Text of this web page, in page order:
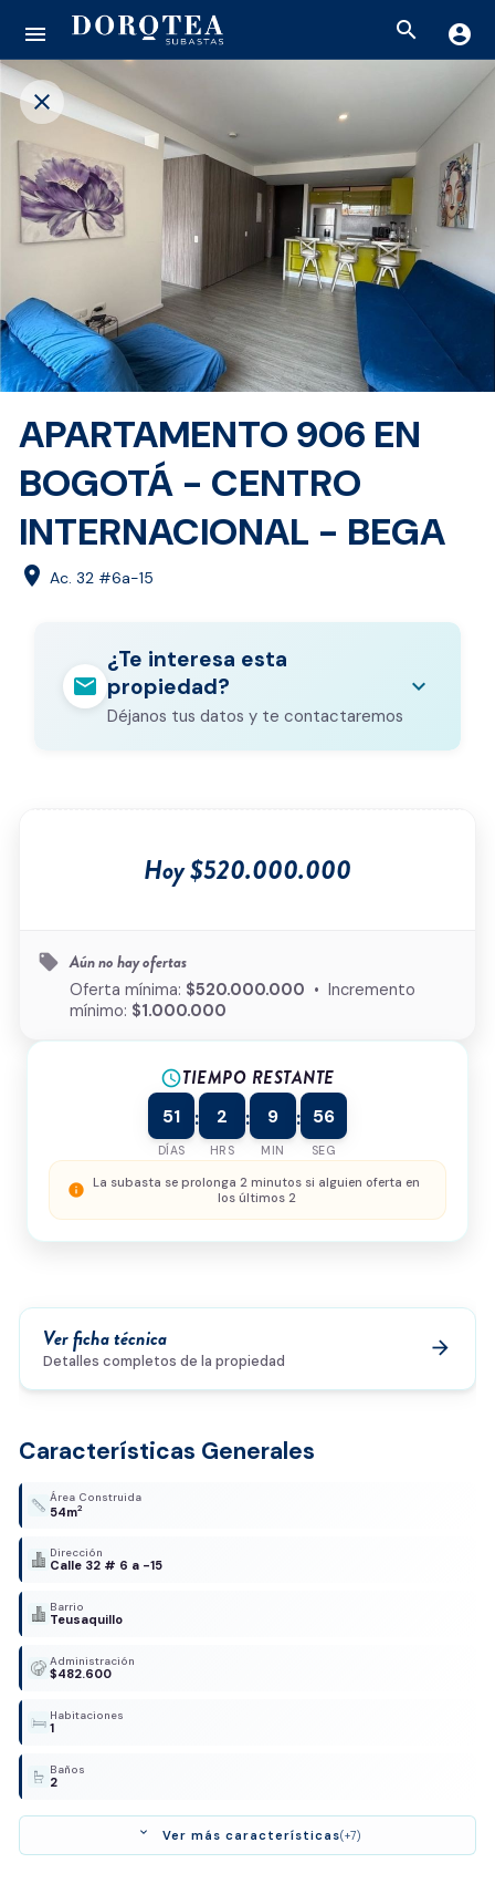
menu search account_circle
close
APARTAMENTO 906 EN
BOGOTÁ - CENTRO
INTERNACIONAL - BEGA
location_on Ac. 32 #6a-15
mail
¿Te interesa esta
propiedad?
Déjanos tus datos y te contactaremos
expand_more
Tipo de inmueble *
¿Cómo podemos ayudarte?
0/500
política de privacidady el
datos*
Hoy $520.000.000
local_offer Aún no hay ofertas
Oferta mínima: $520.000.000 • Incremento
mínimo: $1.000.000
scheduleTIEMPO RESTANTE
51
DÍAS
: 2
HRS
: 9
MIN
: 56
SEG
info La subasta se prolonga 2 minutos si alguien oferta en
los últimos 2
Ver ficha técnica
Detalles completos de la propiedad
arrow_forward
Características Generales
Área Construida
54m2
Dirección
Calle 32 # 6 a -15
Barrio
Teusaquillo
Administración
$482.600
Habitaciones
1
Baños
2
expand_more Ver más características(+7)